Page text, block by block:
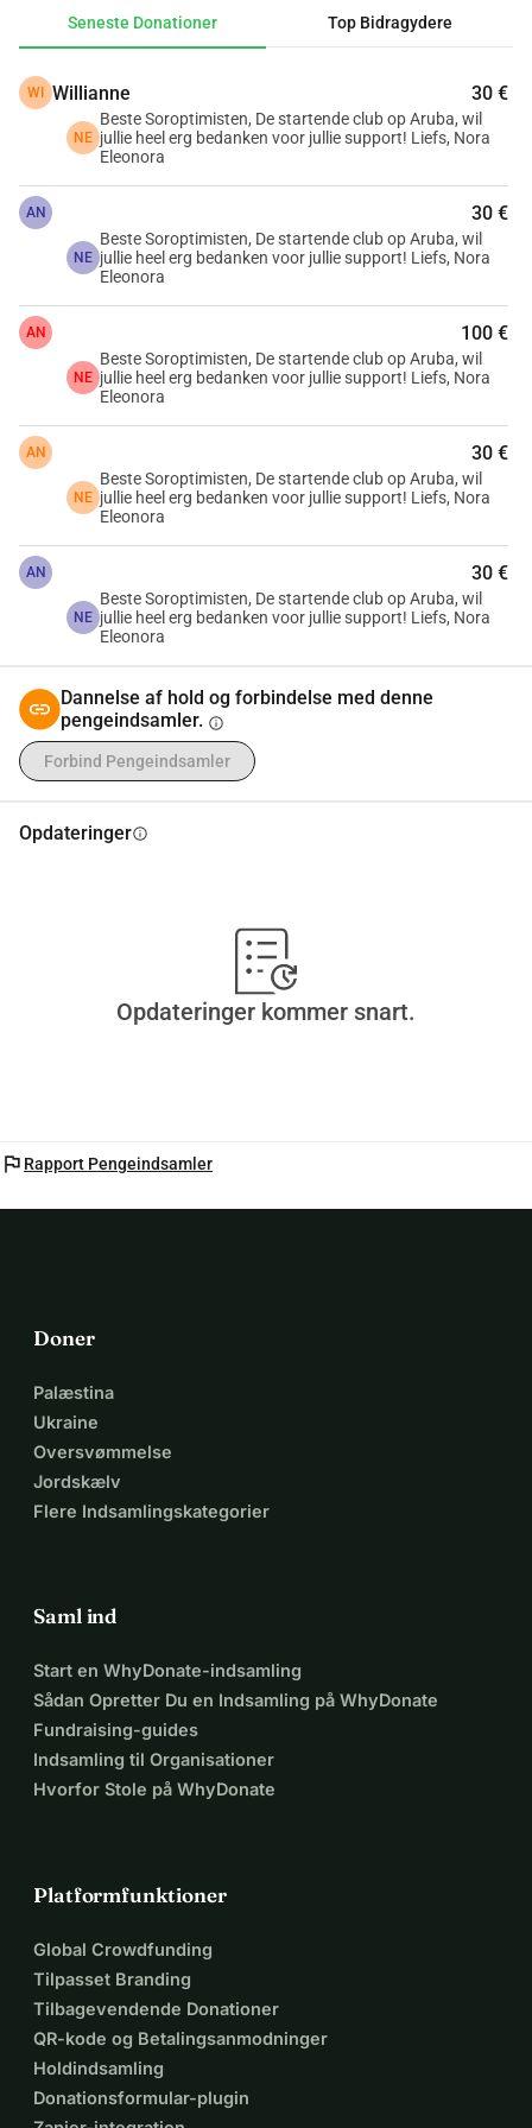
Vil I (klubber i Nederlandene) hjælpe os med den
produceret på Aruba?
For 3000 Euro kan vi få lavet 1000 mundbind.
Hvor ville det være fantastisk, hvis vi kunne skabe
opmærksomhed omkring Orange the World-kampagnen på
Aruba! Vi vil dele billederne med jer.
Mange tak for jeres støtte, og vi håber at møde jer i
Nederlandene eller på Aruba.
Nora Eleonora (stifter)
På vegne af
Soroptimist Club Aruba i.o.
Seneste Donationer Top Bidragydere
WI Willianne 30 €
NE
Beste Soroptimisten, De startende club op Aruba, wil
jullie heel erg bedanken voor jullie support! Liefs, Nora
Eleonora
AN 30 €
NE
Beste Soroptimisten, De startende club op Aruba, wil
jullie heel erg bedanken voor jullie support! Liefs, Nora
Eleonora
AN 100 €
NE
Beste Soroptimisten, De startende club op Aruba, wil
jullie heel erg bedanken voor jullie support! Liefs, Nora
Eleonora
AN 30 €
NE
Beste Soroptimisten, De startende club op Aruba, wil
jullie heel erg bedanken voor jullie support! Liefs, Nora
Eleonora
AN 30 €
NE
Beste Soroptimisten, De startende club op Aruba, wil
jullie heel erg bedanken voor jullie support! Liefs, Nora
Eleonora
Dannelse af hold og forbindelse med denne
pengeindsamler. info
Forbind Pengeindsamler
Opdateringerinfo
Opdateringer kommer snart.
flag Rapport Pengeindsamler
Doner
Palæstina
Ukraine
Oversvømmelse
Jordskælv
Flere Indsamlingskategorier
Saml ind
Start en WhyDonate-indsamling
Sådan Opretter Du en Indsamling på WhyDonate
Fundraising-guides
Indsamling til Organisationer
Hvorfor Stole på WhyDonate
Platformfunktioner
Global Crowdfunding
Tilpasset Branding
Tilbagevendende Donationer
QR-kode og Betalingsanmodninger
Holdindsamling
Donationsformular-plugin